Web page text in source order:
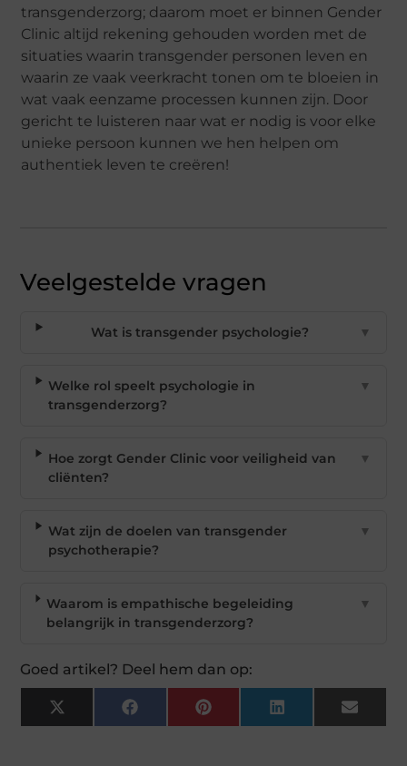
transgenderzorg; daarom moet er binnen Gender
Clinic altijd rekening gehouden worden met de
situaties waarin transgender personen leven en
waarin ze vaak veerkracht tonen om te bloeien in
wat vaak eenzame processen kunnen zijn. Door
gericht te luisteren naar wat er nodig is voor elke
unieke persoon kunnen we hen helpen om
authentiek leven te creëren!
Veelgestelde vragen
Wat is transgender psychologie? ▼
Welke rol speelt psychologie in
transgenderzorg?
▼
Hoe zorgt Gender Clinic voor veiligheid van
cliënten?
▼
Wat zijn de doelen van transgender
psychotherapie?
▼
Waarom is empathische begeleiding
belangrijk in transgenderzorg?
▼
Goed artikel? Deel hem dan op:
X
(Twitter)
Facebook Pinterest LinkedIn Email